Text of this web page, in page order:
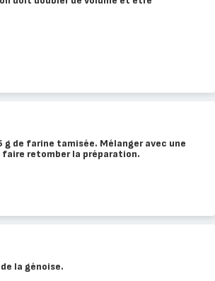
g de farine tamisée. Mélanger avec une
faire retomber la préparation.
la génoise.